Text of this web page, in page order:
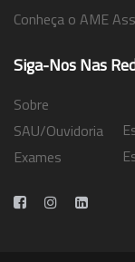
Conheça o AME
Siga-Nos Nas
Sobre
SAU/Ouvidoria
Exames